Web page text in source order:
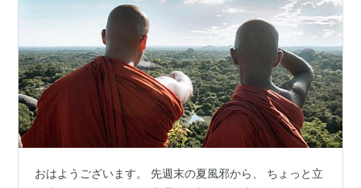
おはようございます。 先週末の夏風邪から、 ちょっと立